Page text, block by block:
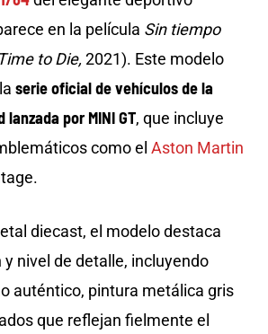
en la película Sin tiempo
to Die, 2021). Este modelo
serie oficial de vehículos de la
por MINI GT, que incluye
como el Aston Martin
diecast, el modelo destaca
y nivel de detalle, incluyendo
auténtico, pintura metálica gris
que reflejan fielmente el